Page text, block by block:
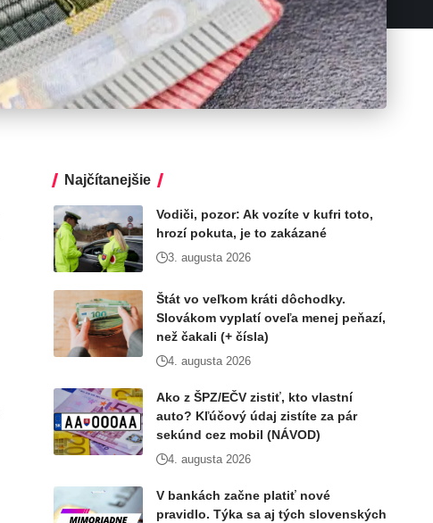
Najčítanejšie
Vodiči, pozor: Ak vozíte v kufri toto,
hrozí pokuta, je to zakázané
3. augusta 2026
Štát vo veľkom kráti dôchodky.
Slovákom vyplatí oveľa menej peňazí,
než čakali (+ čísla)
4. augusta 2026
Ako z ŠPZ/EČV zistiť, kto vlastní
auto? Kľúčový údaj zistíte za pár
sekúnd cez mobil (NÁVOD)
4. augusta 2026
V bankách začne platiť nové
pravidlo. Týka sa aj tých slovenských